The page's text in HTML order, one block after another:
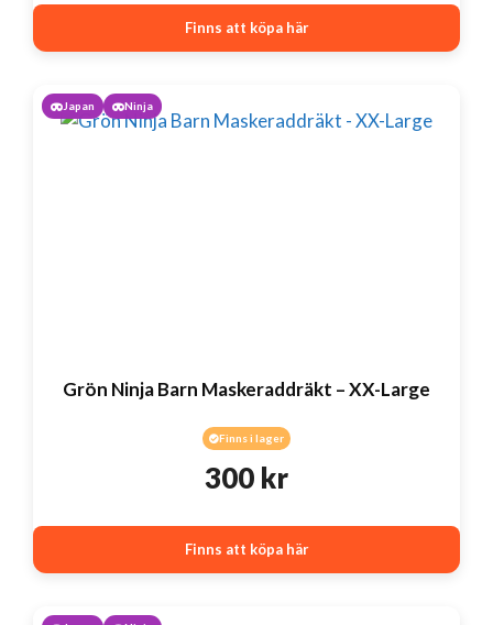
Finns att köpa här
Japan Ninja
Grön Ninja Barn Maskeraddräkt – XX-Large
Finns i lager
300 kr
Finns att köpa här